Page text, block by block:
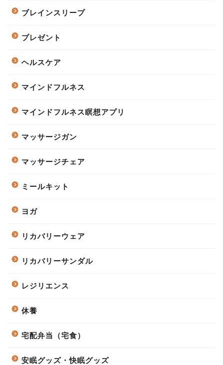
ブレインスリープ
プレゼント
ヘルスケア
マインドフルネス
マインドフルネス瞑想アプリ
マッサージガン
マッサージチェア
ミールキット
ヨガ
リカバリーウェア
リカバリーサンダル
レジリエンス
休養
宅配弁当（宅食）
安眠グッズ・快眠グッズ